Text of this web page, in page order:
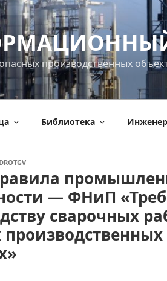
производственных
Библиотека
— ФНиП
сварочных